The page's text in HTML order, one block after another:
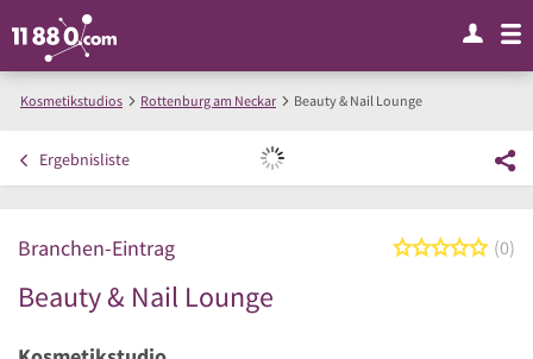
Kosmetikstudios Rottenburg am Neckar Beauty & Nail Lounge
Ergebnisliste
Branchen-Eintrag 00
Beauty & Nail Lounge